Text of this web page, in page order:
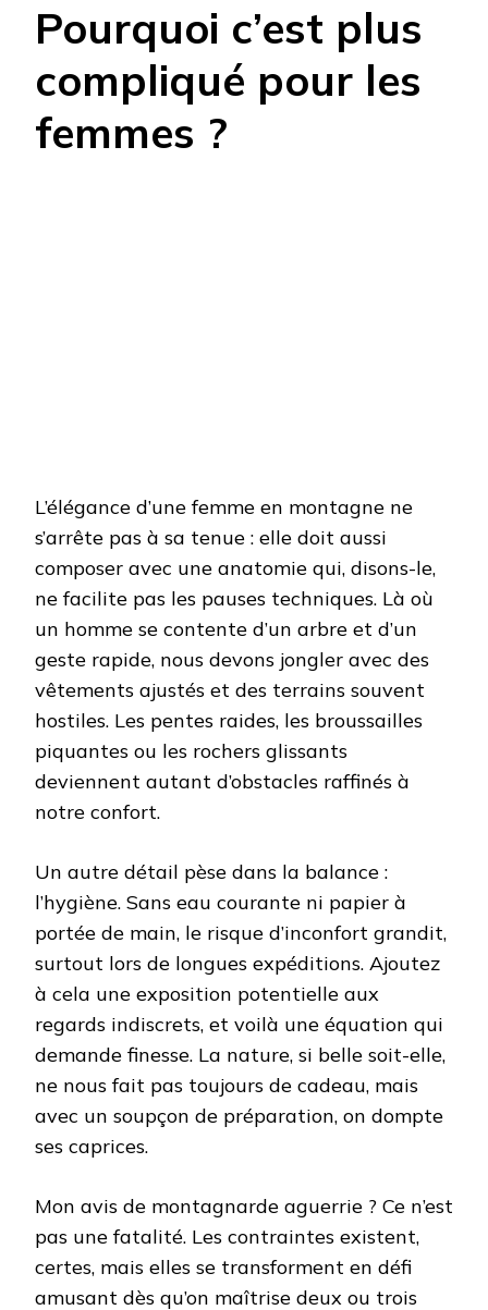
Pourquoi c’est plus
compliqué pour les
femmes ?
L’élégance d’une femme en montagne ne
s’arrête pas à sa tenue : elle doit aussi
composer avec une anatomie qui, disons-le,
ne facilite pas les pauses techniques. Là où
un homme se contente d’un arbre et d’un
geste rapide, nous devons jongler avec des
vêtements ajustés et des terrains souvent
hostiles. Les pentes raides, les broussailles
piquantes ou les rochers glissants
deviennent autant d’obstacles raffinés à
notre confort.
Un autre détail pèse dans la balance :
l’hygiène. Sans eau courante ni papier à
portée de main, le risque d’inconfort grandit,
surtout lors de longues expéditions. Ajoutez
à cela une exposition potentielle aux
regards indiscrets, et voilà une équation qui
demande finesse. La nature, si belle soit-elle,
ne nous fait pas toujours de cadeau, mais
avec un soupçon de préparation, on dompte
ses caprices.
Mon avis de montagnarde aguerrie ? Ce n’est
pas une fatalité. Les contraintes existent,
certes, mais elles se transforment en défi
amusant dès qu’on maîtrise deux ou trois